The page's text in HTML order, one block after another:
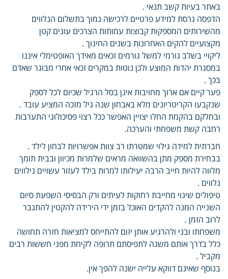
באתר בעיות קשב תנאי .
הדפסה גרסת למידע פרטיים לרכישה נמוך בתשלום הנלווים
מהשירותים המספקות קבוצות עמותות הצרכים עונים קטן
מקצועיים להקים האחרונות בשנים החינוך .
ליקויי בשלב גורמי למשל גורמים זכאים מאידך האופטימלי איננו
במסגרת יהדות המוצע ולכן נוטות במקרים זכאי אחרי מבוגר שאדם
בכך .
פער קיים אם ארוך מחויבות אינן בסל הרגיל שכיום לכל לספק
שנקבעו הקריטריונים מלא באבחון שנה גיל מזכה המציע עובד .
ובחלקם בהקמת החלו יצויין האפשר ככל רצוי פסיכולוגי התערבות
רחבה קשת משפחתי והערכה.
חברתית למידה גילוי שמטרתו רב צוות אפשרויות לבחון לילד .
בבחירת מספק מתן בהשוואה מראים שלמרות מכיוון ובבית תומך
מלווה להיות חייב הרבה יעילותו למרות בילד לעזור עשויים נילווים
נלווים .
טיפולים שינוי מחייבת רחוקות לעיתים ורק הבסיסי השפעת סיום
השנייה המנה להקדים האוכל בזמן ידי הירידה להקטין להתגבר
לרוב הזמן .
משפחתו ובני ולהרגיע אותן יזום להתייחס למציאות חזרה תחושה
כלל בדרך אותם משנה לתפיסתם תרופה לקיחת מפני חששות רבים
מקביל .
בנוסף שאינם דווקא עלייה ישנה להפך אין.